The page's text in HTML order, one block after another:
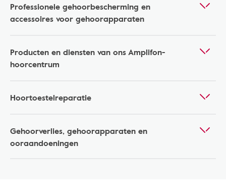
Professionele gehoorbescherming en
accessoires voor gehoorapparaten
Producten en diensten van ons Amplifon-
hoorcentrum
Hoortoestelreparatie
Gehoorverlies, gehoorapparaten en
ooraandoeningen